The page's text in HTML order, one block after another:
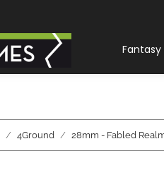
4Ground 28mm - Fabled